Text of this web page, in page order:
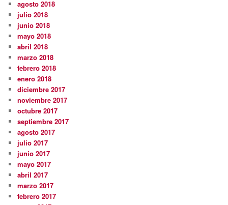
agosto 2018
julio 2018
junio 2018
mayo 2018
abril 2018
marzo 2018
febrero 2018
enero 2018
diciembre 2017
noviembre 2017
octubre 2017
septiembre 2017
agosto 2017
julio 2017
junio 2017
mayo 2017
abril 2017
marzo 2017
febrero 2017